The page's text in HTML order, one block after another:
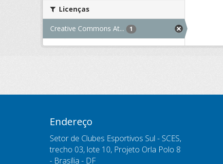
Licenças
Creative Commons At... 1
Endereço
Setor de Clubes Esportivos Sul - SCES,
trecho 03, lote 10, Projeto Orla Polo 8
- Brasília - DF